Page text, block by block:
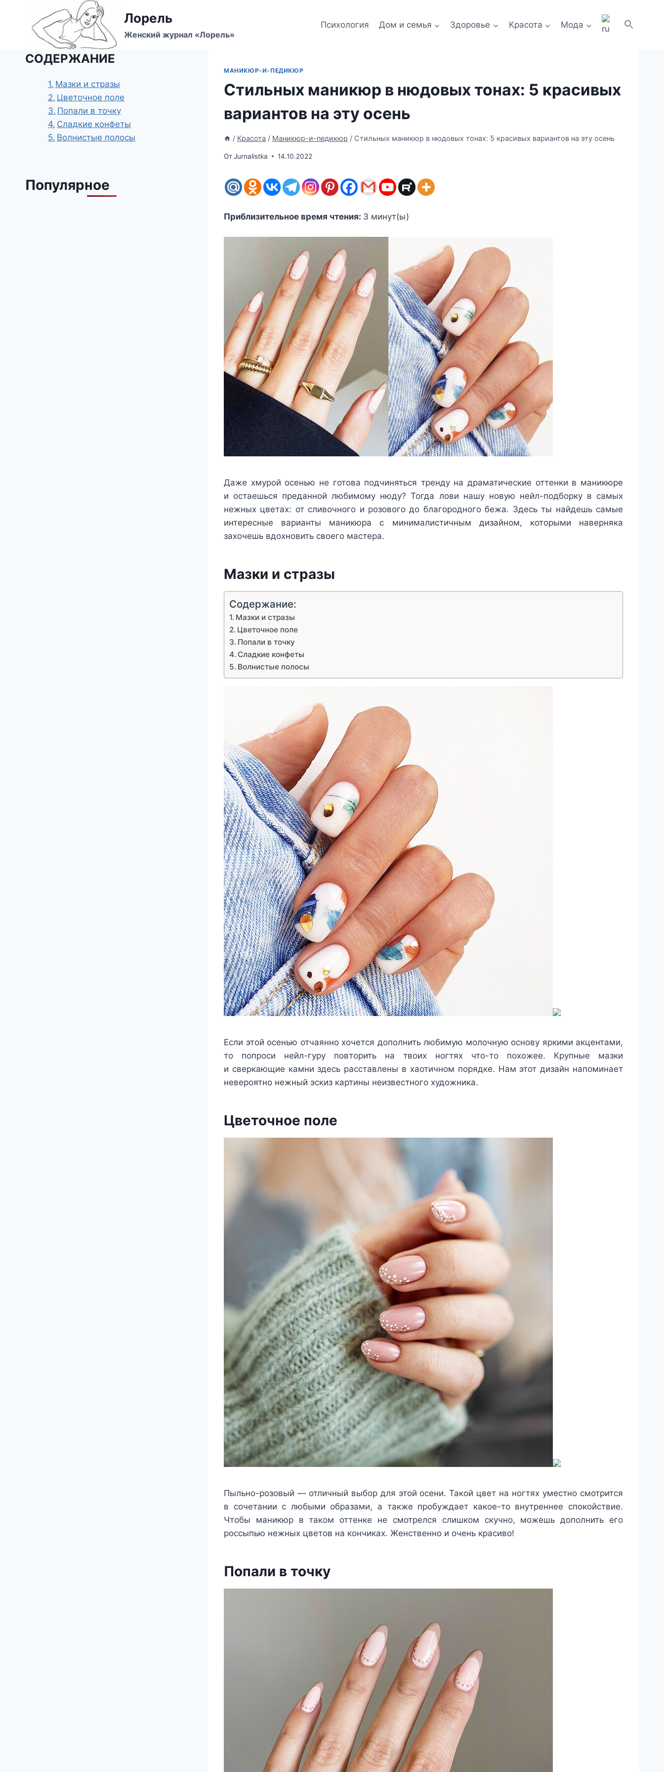
содержимому
Лорель
Женский журнал «Лорель»
Психология Дом и семья Здоровье Красота Мода
МАНИКЮР-И-ПЕДИКЮР
Стильных маникюр в нюдовых тонах: 5 красивых
вариантов на эту осень
/ Красота / Маникюр-и-педикюр / Стильных маникюр в нюдовых тонах: 5 красивых вариантов на эту осень
ОтJurnalistka 14.10.2022
Приблизительное время чтения: 3 минут(ы)
Даже хмурой осенью не готова подчиняться тренду на драматические оттенки в маникюре
и остаешься преданной любимому нюду? Тогда лови нашу новую нейл-подборку в самых
нежных цветах: от сливочного и розового до благородного бежа. Здесь ты найдешь самые
интересные варианты маникюра с минималистичным дизайном, которыми наверняка
захочешь вдохновить своего мастера.
Мазки и стразы
Содержание:
Мазки и стразы
Цветочное поле
Попали в точку
Сладкие конфеты
Волнистые полосы
Если этой осенью отчаянно хочется дополнить любимую молочную основу яркими акцентами,
то попроси нейл-гуру повторить на твоих ногтях что-то похожее. Крупные мазки
и сверкающие камни здесь расставлены в хаотичном порядке. Нам этот дизайн напоминает
невероятно нежный эскиз картины неизвестного художника.
Цветочное поле
Пыльно-розовый — отличный выбор для этой осени. Такой цвет на ногтях уместно смотрится
в сочетании с любыми образами, а также пробуждает какое-то внутреннее спокойствие.
Чтобы маникюр в таком оттенке не смотрелся слишком скучно, можешь дополнить его
россыпью нежных цветов на кончиках. Женственно и очень красиво!
Попали в точку
СОДЕРЖАНИЕ
Мазки и стразы
Цветочное поле
Попали в точку
Сладкие конфеты
Волнистые полосы
Популярное